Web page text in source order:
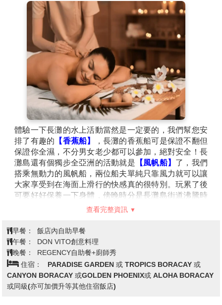
體驗一下長灘的水上活動當然是一定要的，我們幫您安
排了有趣的 【香蕉船】
，長灘的香蕉船可是保證不翻但
保證你全濕，不分男女老少都可以參加，絕對安全！長
灘島還有個獨步全亞洲的活動就是 【風帆船】 了，我們
搭乘無動力的風帆船，兩位船夫單純只靠風力就可以讓
大家享受到在海面上滑行的快感真的很特別。玩累了後
可要好好保養一下身體，傍晚時分是長灘島街道沸騰時
光，沙灘大道可是夜夜笙歌，帶著你的阿娜達躺在沙灘
香的水煙，感受海浪輕輕的拍打你的腳背，在徐徐涼風
吹過你倆時清摟著你的另一半，人生最美好的事莫過於
如此了。
【菲式按摩】 1小時的療程保證讓您全身通體舒暢。
（小費100敬請自付）
PS：如有彩繪請您自行注意色彩乾濕的程度；以免回到
查看完整資訊
早餐：
飯店內自助早餐
午餐：
DON VITO創意料理
晚餐：
REGENCY自助餐+廚師秀
住宿：
PARADISE GARDEN 或 TROPICS BORACAY 或
CANYON BORACAY 或GOLDEN PHOENIX或 ALOHA BORACAY
或同級(亦可加價升等其他住宿飯店)